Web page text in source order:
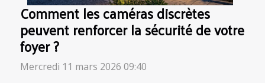
Comment les caméras discrètes
peuvent renforcer la sécurité de votre
foyer ?
Mercredi 11 mars 2026 09:40